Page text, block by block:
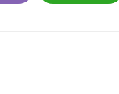
Whatsapp